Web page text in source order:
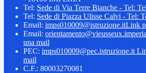
Tel: Sede di Via Terre Bianche - Tel:
Tel: Sede di Piazza Ulisse Calvi - Tel:
Email: imps010009@istruzione.itLink
Email:
una mail
PEC: imps010009@pec.istruzione.it
mail
C.F.: 80003270081